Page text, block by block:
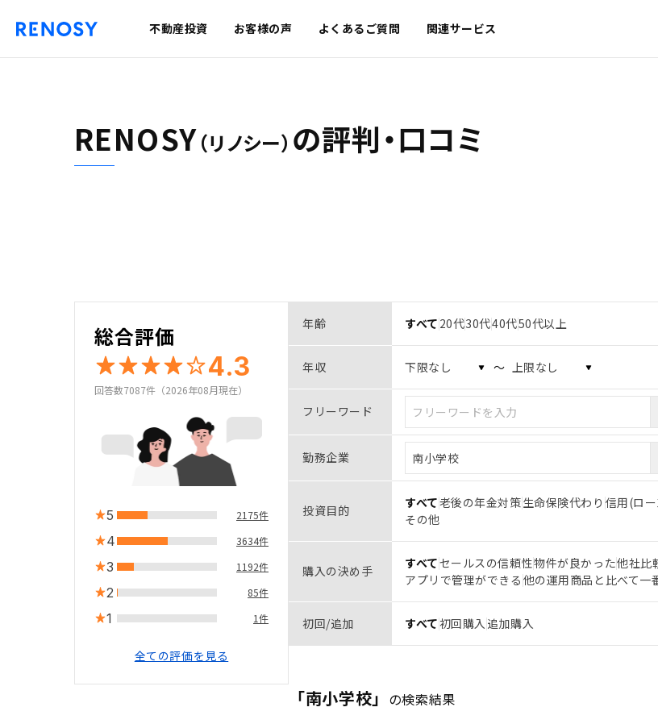
不動産投資 お客様の声 よくあるご質問 関連サービス
RENOSY（リノシー） の評判・口コミ
総合評価
4.3
回答数7087件（2026年08月現在）
5 2175件
4 3634件
3 1192件
2 85件
1 1件
全ての評価を見る
年齢 すべて 20代30代40代50代以上
年収 〜
フリーワード
勤務企業
投資目的 すべて老後の年金対策生命保険代わり 信用(ロ
その他
購入の決め手 すべてセールスの信頼性物件が良かった他社比
アプリで管理ができる 他の運用商品と比べて一
初回/追加 すべて初回購入 追加購入
「南小学校」 の検索結果